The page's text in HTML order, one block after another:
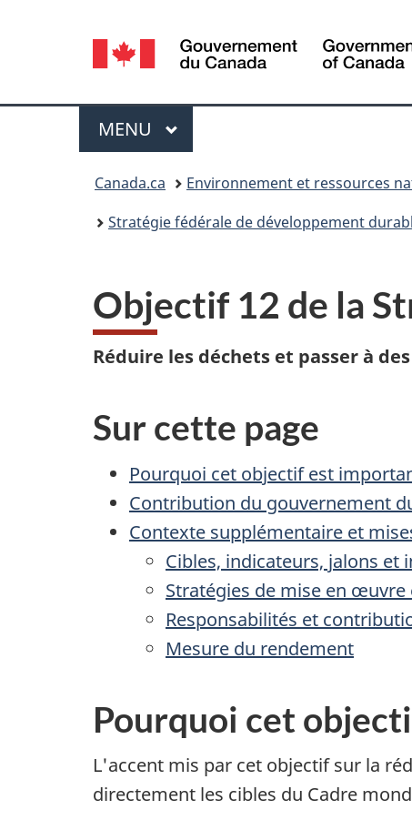
Sélection
de
la
langue
Menu
MENU PRINCIPAL
Canada.ca Environnement et ressources
Stratégie fédérale de développement
Objectif 12 de la
Réduire les déchets et passer à
Sur cette page
Pourquoi cet objectif est
Contribution du gouvernement
Contexte supplémentaire et
Cibles, indicateurs, jalons et
Stratégies de mise en
Responsabilités et
Mesure du rendement
Pourquoi cet
L'accent mis par cet objectif sur la
directement les cibles du Cadre